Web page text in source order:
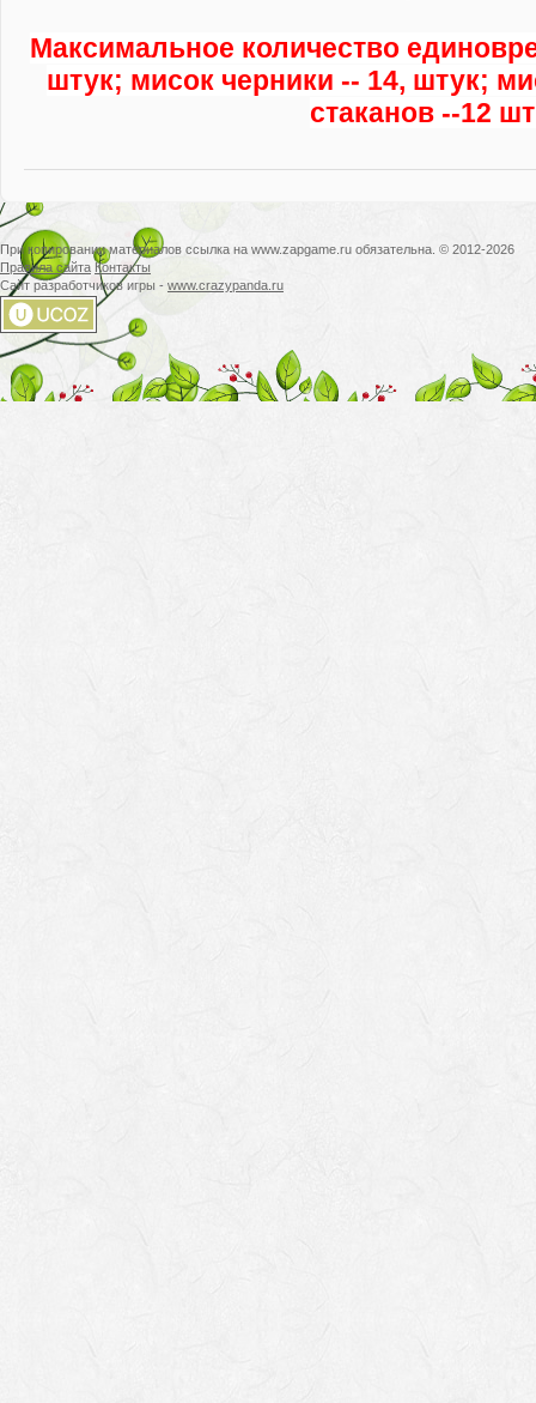
Максимальное количество
штук; мисок черники -- 14, штук;
стаканов --12
При копировании материалов ссылка на www.zapgame.ru обязательна. © 2012-2026
Правила сайта Контакты
Сайт разработчиков игры - www.crazypanda.ru